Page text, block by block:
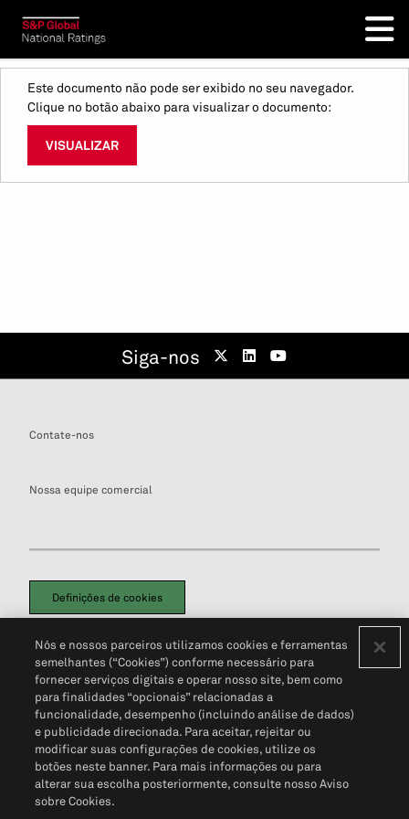
Este documento não pode ser exibido no seu navegador.
Clique no botão abaixo para visualizar o documento:
VISUALIZAR
Siga-nos
Contate-nos
Nossa equipe comercial
Definições de cookies
Política de PrivacidadePortal de privacidade do cliente (em inglês)
Não Venda Minhas Informações Pessoais© 2026 S&P Global
Nós e nossos parceiros utilizamos cookies e ferramentas
semelhantes (“Cookies”) conforme necessário para
fornecer serviços digitais e operar nosso site, bem como
para finalidades “opcionais” relacionadas a
funcionalidade, desempenho (incluindo análise de dados)
e publicidade direcionada. Para aceitar, rejeitar ou
modificar suas configurações de cookies, utilize os
botões neste banner. Para mais informações ou para
alterar sua escolha posteriormente, consulte nosso Aviso
sobre Cookies.